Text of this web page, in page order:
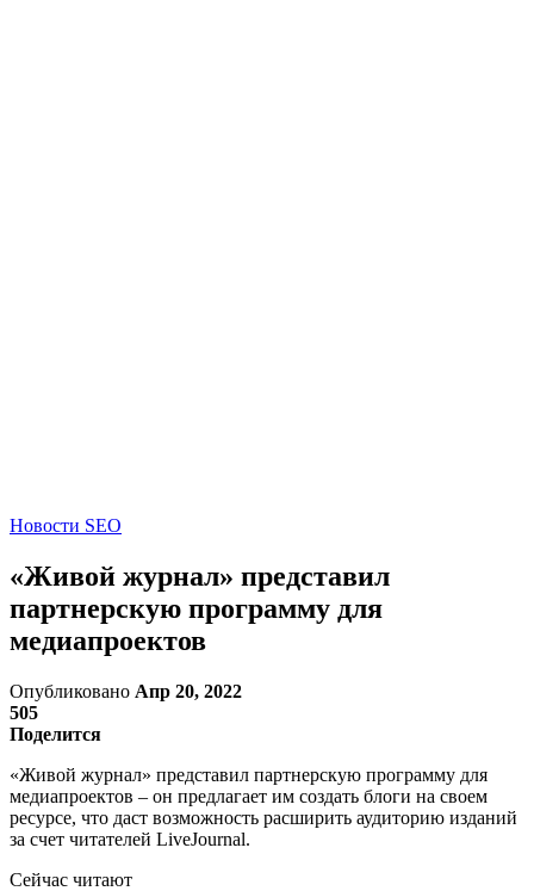
Новости SEO
«Живой журнал» представил
партнерскую программу для
медиапроектов
Опубликовано Апр 20, 2022
505
Поделится
«Живой журнал» представил партнерскую программу для
медиапроектов – он предлагает им создать блоги на своем
ресурсе, что даст возможность расширить аудиторию изданий
за счет читателей LiveJournal.
Сейчас читают